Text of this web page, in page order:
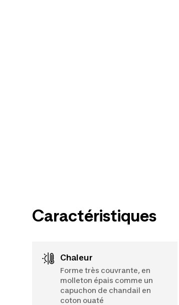
Caractéristiques
Chaleur
Forme très couvrante, en
molleton épais comme un
capuchon de chandail en
coton ouaté